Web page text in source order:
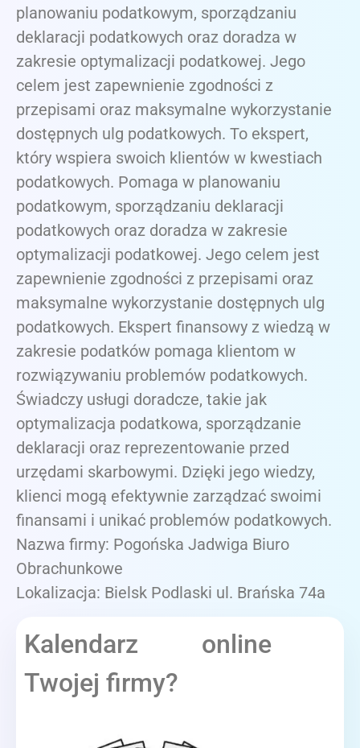
planowaniu podatkowym, sporządzaniu
deklaracji podatkowych oraz doradza w
zakresie optymalizacji podatkowej. Jego
celem jest zapewnienie zgodności z
przepisami oraz maksymalne wykorzystanie
dostępnych ulg podatkowych. To ekspert,
który wspiera swoich klientów w kwestiach
podatkowych. Pomaga w planowaniu
podatkowym, sporządzaniu deklaracji
podatkowych oraz doradza w zakresie
optymalizacji podatkowej. Jego celem jest
zapewnienie zgodności z przepisami oraz
maksymalne wykorzystanie dostępnych ulg
podatkowych. Ekspert finansowy z wiedzą w
zakresie podatków pomaga klientom w
rozwiązywaniu problemów podatkowych.
Świadczy usługi doradcze, takie jak
optymalizacja podatkowa, sporządzanie
deklaracji oraz reprezentowanie przed
urzędami skarbowymi. Dzięki jego wiedzy,
klienci mogą efektywnie zarządzać swoimi
finansami i unikać problemów podatkowych.
Nazwa firmy: Pogońska Jadwiga Biuro
Obrachunkowe
Lokalizacja: Bielsk Podlaski ul. Brańska 74a
Kalendarz online
Twojej firmy?